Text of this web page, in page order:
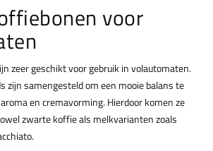
voor
zeer geschikt voor gebruik in volautomaten.
zijn samengesteld om een mooie balans te
en cremavorming. Hierdoor komen ze
zwarte koffie als melkvarianten zoals